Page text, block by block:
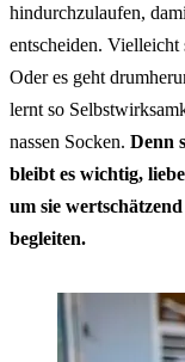
hindurchzulaufen,
entscheiden.
Oder es geht
lernt so
nassen Socken. Denn
bleibt es wichtig,
um sie
begleiten.